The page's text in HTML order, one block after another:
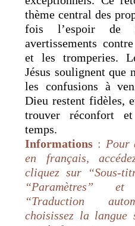
thème central des
fois l’espoir de
avertissements
et les tromperies.
Jésus soulignent que
les confusions à
Dieu restent fidèles,
trouver réconfort
temps.
Informations : Pour
en français,
cliquez sur “Sous-
“Paramètres”
“Traduction
choisissez la langue